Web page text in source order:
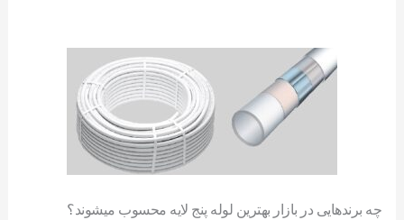
چه برندهایی در بازار بهترین لوله پنج لایه محسوب میشوند؟